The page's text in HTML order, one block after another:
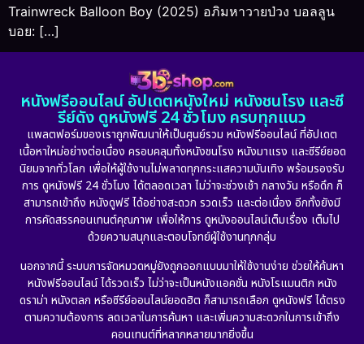
Trainwreck Balloon Boy (2025) อภิมหาวายป่วง บอลลูน
บอย: […]
หนังฟรีออนไลน์ อัปเดตหนังใหม่ หนังชนโรง และซี
รีย์ดัง ดูหนังฟรี 24 ชั่วโมง ครบทุกแนว
แพลตฟอร์มของเราถูกพัฒนาให้เป็นศูนย์รวม หนังฟรีออนไลน์ ที่อัปเดต
เนื้อหาใหม่อย่างต่อเนื่อง ครอบคลุมทั้งหนังชนโรง หนังมาแรง และซีรีย์ยอด
นิยมจากทั่วโลก เพื่อให้ผู้ใช้งานไม่พลาดทุกกระแสความบันเทิง พร้อมรองรับ
การ ดูหนังฟรี 24 ชั่วโมง ได้ตลอดเวลา ไม่ว่าจะช่วงเช้า กลางวัน หรือดึก ก็
สามารถเข้าถึง หนังดูฟรี ได้อย่างสะดวก รวดเร็ว และต่อเนื่อง อีกทั้งยังมี
การคัดสรรคอนเทนต์คุณภาพ เพื่อให้การ ดูหนังออนไลน์เต็มเรื่อง เต็มไป
ด้วยความสนุกและตอบโจทย์ผู้ใช้งานทุกกลุ่ม
นอกจากนี้ ระบบการจัดหมวดหมู่ยังถูกออกแบบมาให้ใช้งานง่าย ช่วยให้ค้นหา
หนังฟรีออนไลน์ ได้รวดเร็ว ไม่ว่าจะเป็นหนังแอคชั่น หนังโรแมนติก หนัง
ดราม่า หนังตลก หรือซีรีย์ออนไลน์ยอดฮิต ก็สามารถเลือก ดูหนังฟรี ได้ตรง
ตามความต้องการ ลดเวลาในการค้นหา และเพิ่มความสะดวกในการเข้าถึง
คอนเทนต์ที่หลากหลายมากยิ่งขึ้น